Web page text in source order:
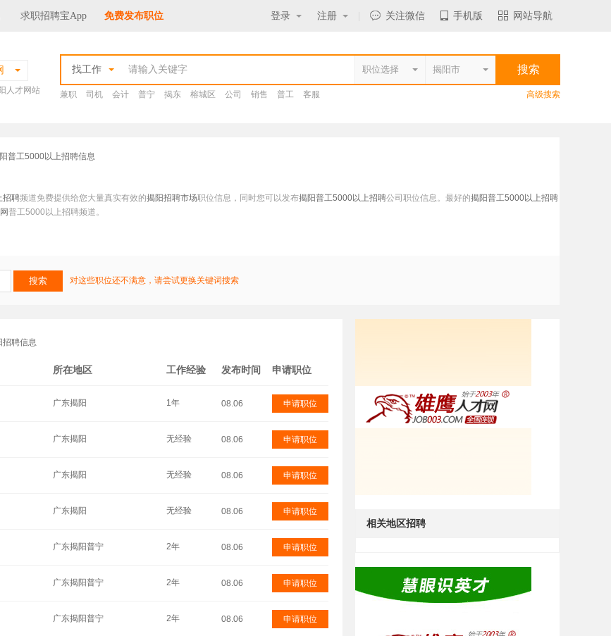
求职招聘宝App 免费发布职位 登录 注册 关注微信 手机版 网站导航
人才网站
找工作
兼职 司机 会计 普宁 揭东 榕城区 公司 销售 普工 客服 高级搜索
普工5000以上招聘信息
招聘频道免费提供给您大量真实有效的揭阳招聘市场职位信息，同时您可以发布揭阳普工5000以上招聘公司职位信息。最好的揭阳普工5000以上招聘
普工5000以上招聘频道。
对这些职位还不满意，请尝试更换关键词搜索
招聘信息
所在地区 工作经验 发布时间 申请职位
广东揭阳 1年 08.06 申请职位
广东揭阳 无经验 08.06 申请职位
广东揭阳 无经验 08.06 申请职位
广东揭阳 无经验 08.06 申请职位
广东揭阳普宁 2年 08.06 申请职位
广东揭阳普宁 2年 08.06 申请职位
广东揭阳普宁 2年 08.06 申请职位
相关地区招聘